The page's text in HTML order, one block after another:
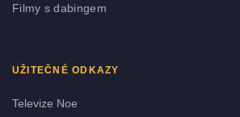
Filmy s dabingem
UŽITEČNÉ ODKAZY
Televize Noe